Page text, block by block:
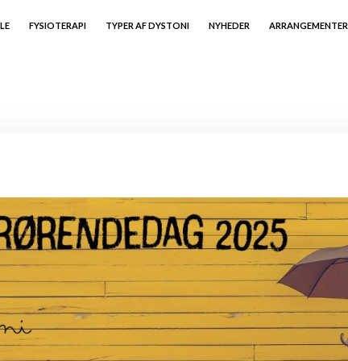
FYSIOTERAPI TYPER AF DYSTONI NYHEDER ARRANGEMENTER